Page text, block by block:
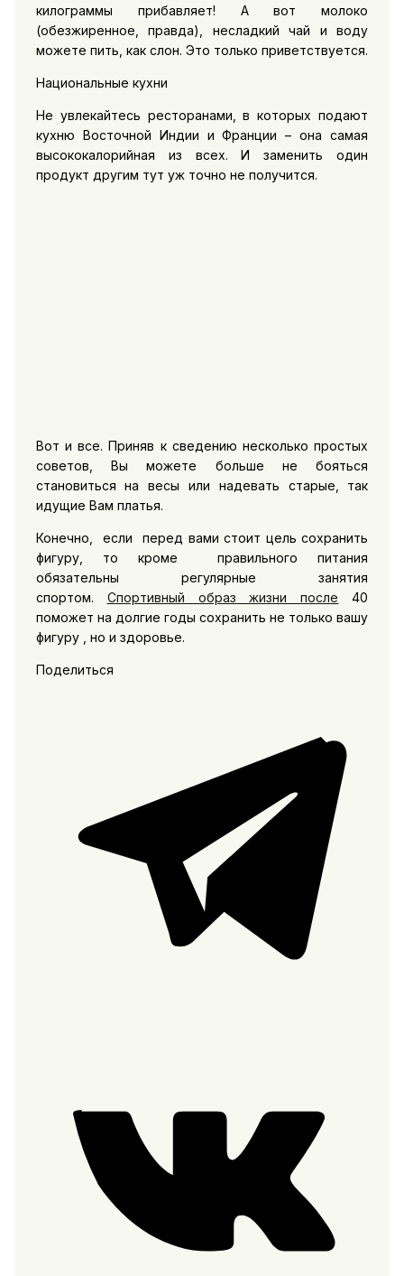
килограммы прибавляет! А вот молоко
(обезжиренное, правда), несладкий чай и воду
можете пить, как слон. Это только приветствуется.
Национальные кухни
Не увлекайтесь ресторанами, в которых подают
кухню Восточной Индии и Франции – она самая
высококалорийная из всех. И заменить один
продукт другим тут уж точно не получится.
Вот и все. Приняв к сведению несколько простых
советов, Вы можете больше не бояться
становиться на весы или надевать старые, так
идущие Вам платья.
Конечно, если перед вами стоит цель сохранить
фигуру, то кроме правильного питания
обязательны регулярные занятия
спортом. Спортивный образ жизни после 40
поможет на долгие годы сохранить не только вашу
фигуру , но и здоровье.
Поделиться